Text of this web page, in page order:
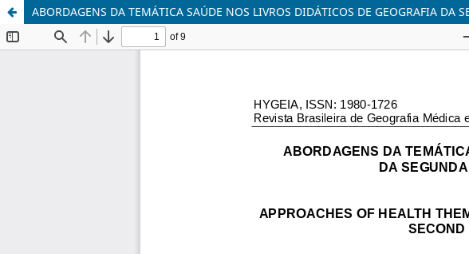
ABORDAGENS DA TEMÁTICA SAÚDE NOS LIVROS DIDÁTICOS DE GEOGRAFIA DA